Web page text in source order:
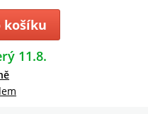
košíku
11.8.